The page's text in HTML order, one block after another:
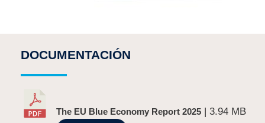
DOCUMENTACIÓN
The EU Blue Economy Report 2025 | 3.94 MB